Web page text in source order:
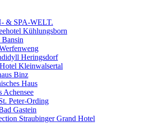
& SPA-WELT.
Kühlungsborn
Bansin
Heringsdorf
Kleinwalsertal
Binz
Haus
Achensee
Peter-Ording
Gastein
Straubinger Grand Hotel